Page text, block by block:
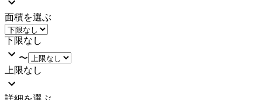
面積を選ぶ
下限なし
〜
上限なし